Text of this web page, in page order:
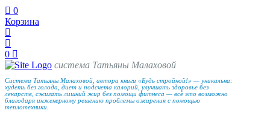
0
Корзина
0
система Татьяны Малаховой
Система Татьяны Малаховой, автора книги «Будь стройной!» — уникальна:
худеть без голода, диет и подсчета калорий, улучшать здоровье без
лекарств, сжигать лишний жир без помощи фитнеса — всё это возможно
благодаря инженерному решению проблемы ожирения с помощью
теплотехники.